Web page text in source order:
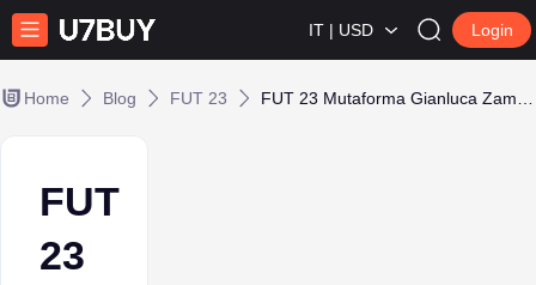
IT | USD Login
Home Blog FUT 23
FUT
23